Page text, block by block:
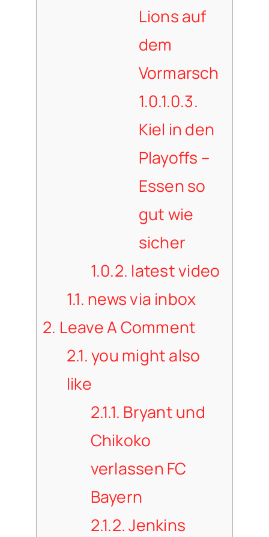
Lions auf
dem
Vormarsch
1.0.1.0.3.
Kiel in den
Playoffs –
Essen so
gut wie
sicher
1.0.2. latest video
1.1. news via inbox
2. Leave A Comment
2.1.you might also
like
2.1.1. Bryant und
Chikoko
verlassen FC
Bayern
2.1.2.Jenkins